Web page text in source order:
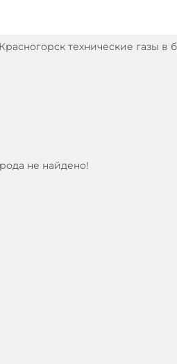
технические газы в
не найдено!